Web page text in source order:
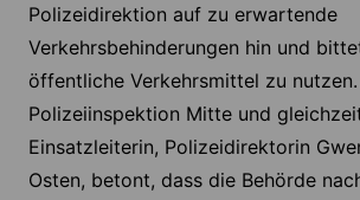
Polizeidirektion auf zu erwartende
Verkehrsbehinderungen hin und
öffentliche Verkehrsmittel zu
Polizeiinspektion Mitte und
Einsatzleiterin, Polizeidirektorin
Osten, betont, dass die Behörde